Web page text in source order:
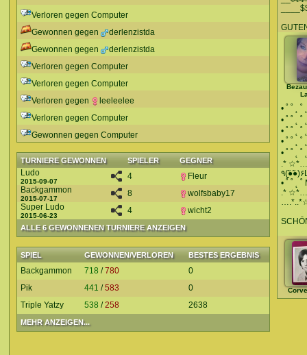
Verloren gegen Computer
Gewonnen gegen
derlenzistda
Gewonnen gegen
derlenzistda
Verloren gegen Computer
Verloren gegen Computer
Verloren gegen
leeleelee
Verloren gegen Computer
Gewonnen gegen Computer
TURNIERE GEWONNEN SPIELER GEGNER
ALLE 6 GEWONNENEN TURNIERE ANZEIGEN
Ludo
2015-09-07
4
Fleur
Backgammon
2015-07-17
8
wolfsbaby17
Super Ludo
2015-06-23
4 wicht2
SPIEL GEWONNEN/VERLOREN BESTES ERGEBNIS
MEHR ANZEIGEN...
Backgammon 718 /780
0
Pik
441 /583
0
Triple Yatzy
538 /258 2638
• ˚ ˚ ˛
• ˚ ˚ ˛
• ˚ ˚ ˛
• ˚ ˚ ˛
• ˚ ˚ ˛
.*
• ˚ ˚ ˛
.*